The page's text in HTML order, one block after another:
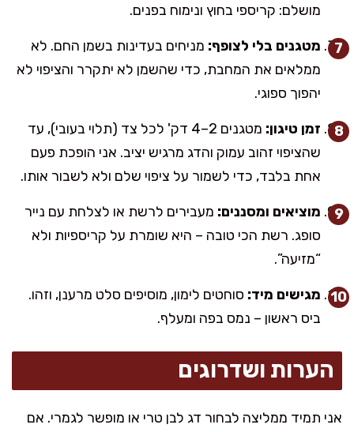
מושלם: קריספי בחוץ ונימוח בפנים.
מטגנים בלי לצופף: מניחים בעדינות בשמן החם. לא
ממלאים את המחבת, כדי שהשמן לא יתקרר והציפוי לא
יהפוך ספוגי.
זמן טיגון:
מטגנים 2–4 דק' לכל צד (תלוי בעובי), עד
שהציפוי זהוב עמוק והדג מרגיש יציב. אני הופכת פעם
אחת בלבד, כדי לשמור על ציפוי שלם ולא לשבור אותו.
מוציאים ומסננים: מעבירים לרשת או לצלחת עם נייר
סופג. רשת הכי טובה – היא שומרת על קריספיות ולא
“מזיעה”.
מגישים מיד: סוחטים לימון, מוסיפים סלט מרענן, וזהו.
ביס ראשון – נמס בפה ומעלף.
הערות ושדרוגים
אני תמיד ממליצה לבחור דג לבן טרי או מופשר לגמרי. אם